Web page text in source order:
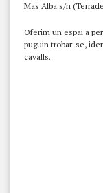
Mas Alba s/n
Oferim un espai a
puguin trobar-se,
cavalls.